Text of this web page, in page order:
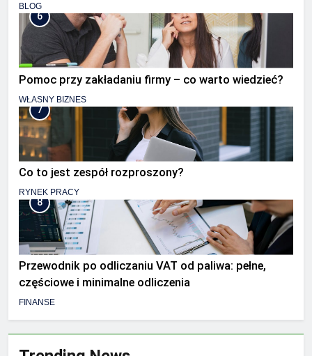
BLOG
6
Pomoc przy zakładaniu firmy – co warto wiedzieć?
WŁASNY BIZNES
7
Co to jest zespół rozproszony?
RYNEK PRACY
8
Przewodnik po odliczaniu VAT od paliwa: pełne,
częściowe i minimalne odliczenia
FINANSE